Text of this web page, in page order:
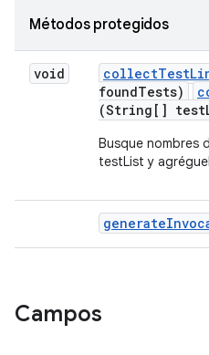
Métodos protegidos
void collectTest
foundTests)
(String[]
Busque nombres
testList y
generate
Campos